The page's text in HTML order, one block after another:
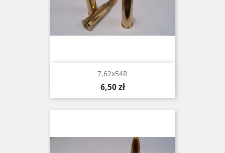
7,62x54R
Cena
6,50 zł